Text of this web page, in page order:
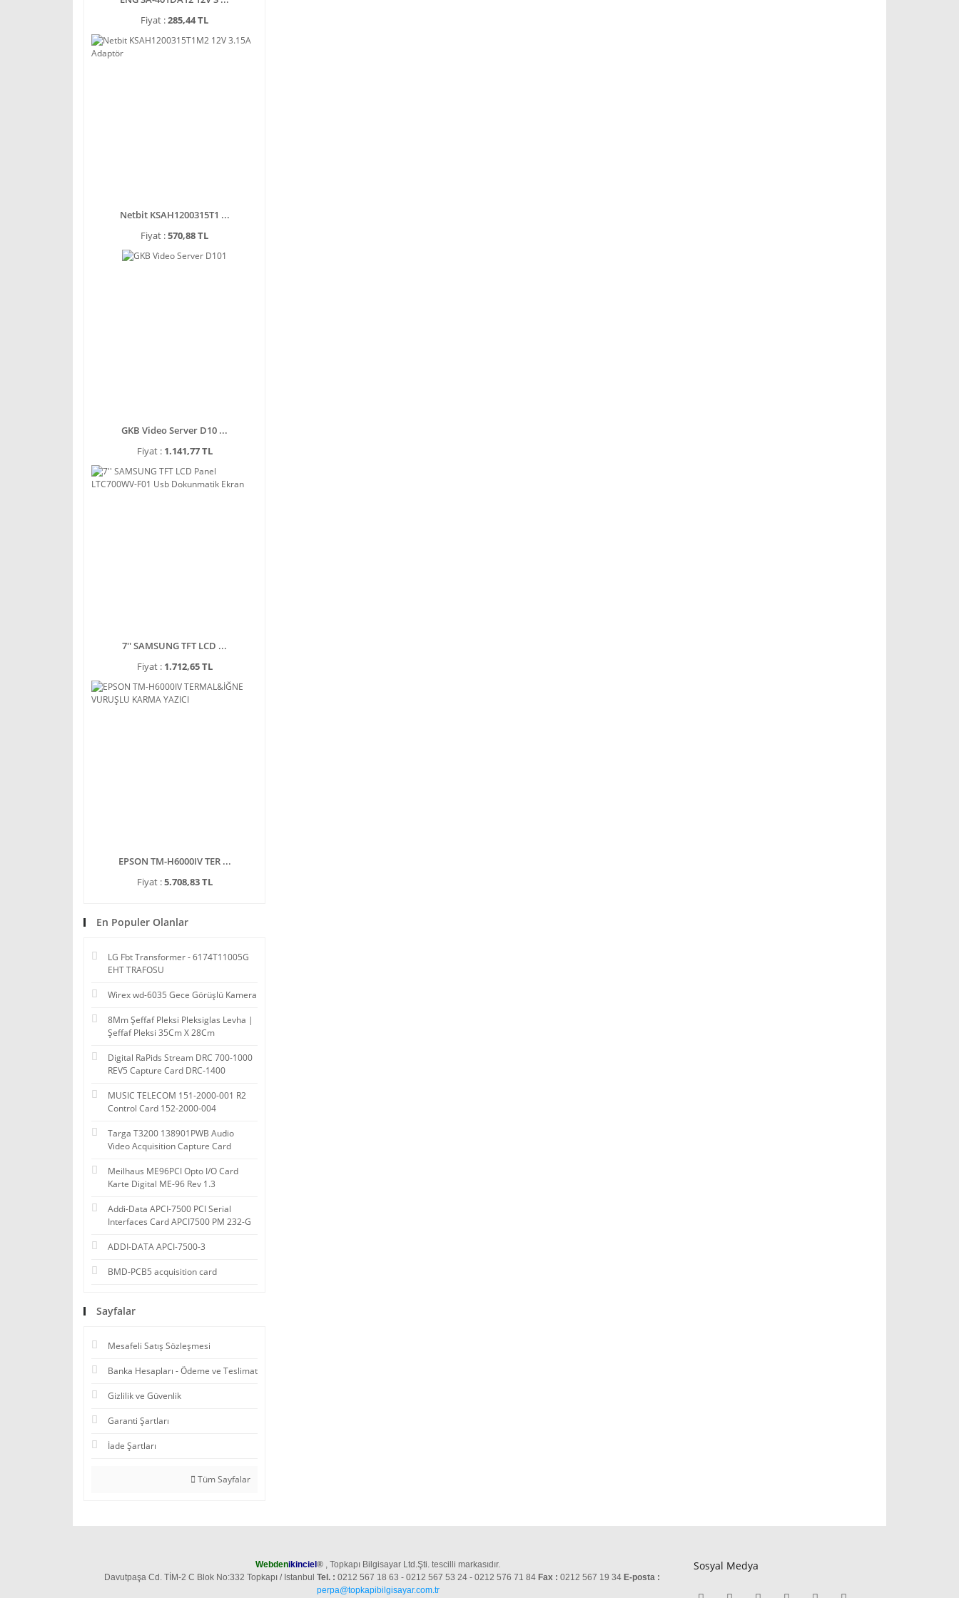
Fiyat :285,44 TL
Netbit KSAH1200315T1 ...
Fiyat :570,88 TL
GKB Video Server D10 ...
Fiyat : 1.141,77 TL
7'' SAMSUNG TFT LCD ...
Fiyat : 1.712,65 TL
EPSON TM-H6000IV TER ...
Fiyat :5.708,83 TL
En Populer Olanlar
LG Fbt Transformer - 6174T11005G
EHT TRAFOSU
Wirex wd-6035 Gece Görüşlü Kamera
8Mm Şeffaf Pleksi Pleksiglas Levha |
Şeffaf Pleksi 35Cm X 28Cm
Digital RaPids Stream DRC 700-1000
REV5 Capture Card DRC-1400
MUSIC TELECOM 151-2000-001 R2
Control Card 152-2000-004
Targa T3200 138901PWB Audio
Video Acquisition Capture Card
Meilhaus ME96PCI Opto I/O Card
Karte Digital ME-96 Rev 1.3
Addi-Data APCI-7500 PCI Serial
Interfaces Card APCI7500 PM 232-G
ADDI-DATA APCI-7500-3
BMD-PCB5 acquisition card
Sayfalar
Mesafeli Satış Sözleşmesi
Banka Hesapları - Ödeme ve Teslimat
Gizlilik ve Güvenlik
Garanti Şartları
İade Şartları
Tüm Sayfalar
Webdenikinciel ® , Topkapı Bilgisayar Ltd.Şti. tescilli markasıdır.
Davutpaşa Cd. TİM-2 C Blok No:332 Topkapı / Istanbul Tel. : 0212 567 18 63 - 0212 567 53 24 - 0212 576 71 84 Fax : 0212 567 19 34 E-posta :
perpa@topkapibilgisayar.com.tr
Sosyal Medya